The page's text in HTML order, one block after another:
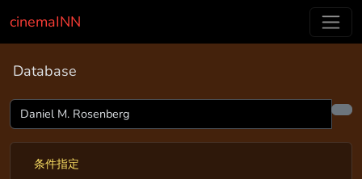
cinemaINN
Database
条件指定